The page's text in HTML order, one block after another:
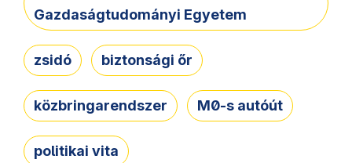
Gazdaságtudományi Egyetem
zsidó biztonsági őr
közbringarendszer M0-s autóút
politikai vita